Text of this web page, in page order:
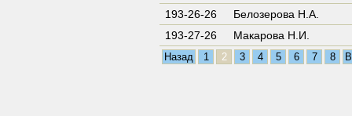
193-26-26
Белозерова Н.А.
193-27-26
Макарова Н.И.
Назад 1 2 3 4 5 6 7 8